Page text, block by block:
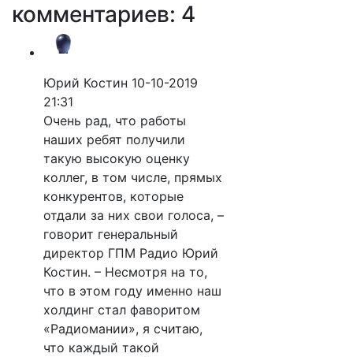
комментариев: 4
Юрий Костин 10-10-2019
21:31
Очень рад, что работы
наших ребят получили
такую высокую оценку
коллег, в том числе, прямых
конкурентов, которые
отдали за них свои голоса, –
говорит генеральный
директор ГПМ Радио Юрий
Костин. – Несмотря на то,
что в этом году именно наш
холдинг стал фаворитом
«Радиомании», я считаю,
что каждый такой